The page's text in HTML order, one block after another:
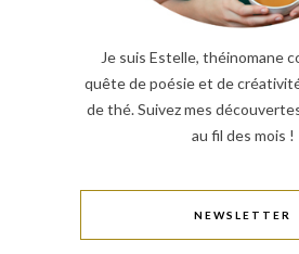
Je suis Estelle, théinomane
quête de poésie et de
de thé. Suivez mes
au fil des mois !
NEWSLETTER